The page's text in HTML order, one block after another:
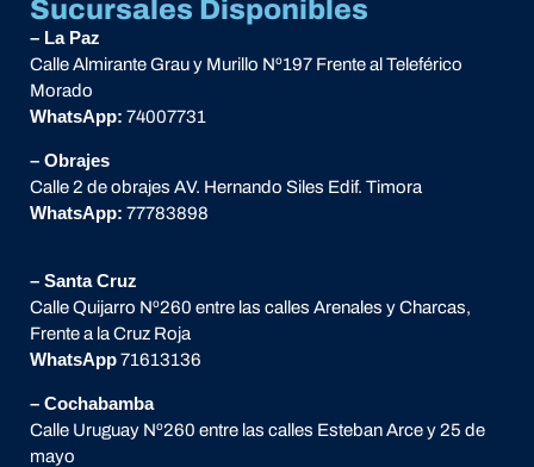
Sucursales Disponibles
– La Paz
Calle Almirante Grau y Murillo Nº197 Frente al Teleférico
Morado
WhatsApp: 74007731
– Obrajes
Calle 2 de obrajes AV. Hernando Siles Edif. Timora
WhatsApp: 77783898
– Santa Cruz
Calle Quijarro Nº260 entre las calles Arenales y Charcas,
Frente a la Cruz Roja
WhatsApp71613136
– Cochabamba
Calle Uruguay Nº260 entre las calles Esteban Arce y 25 de
mayo